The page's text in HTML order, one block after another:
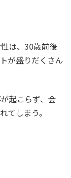
は、30歳前後
が盛りだくさん
起こらず、会
てしまう。